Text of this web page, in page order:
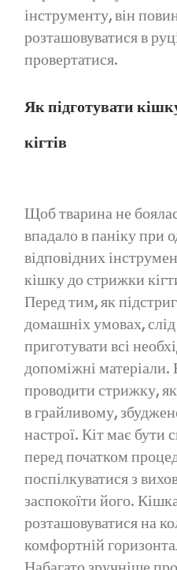
інструменту, він
розташовуватися в
провертатися.
Як підготувати
кігтів
Щоб тварина не
впадало в паніку при
відповідних
кішку до стрижки
Перед тим, як
домашніх умовах, слід
приготувати всі
допоміжні матеріали.
проводити стрижку,
в грайливому,
настрої. Кіт має бути
перед початком
поспілкуватися з
заспокоїти його.
розташовуватися на
комфортній